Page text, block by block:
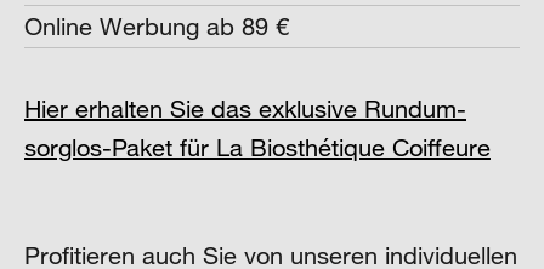
Online Werbung ab 89 €
Hier erhalten Sie das exklusive Rundum-
sorglos-Paket für La Biosthétique Coiffeure
Profitieren auch Sie von unseren individuellen